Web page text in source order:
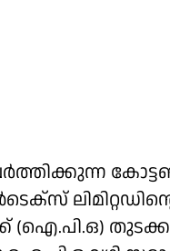
(ഐ.പി.ഒ)